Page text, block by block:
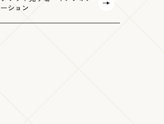
ーション